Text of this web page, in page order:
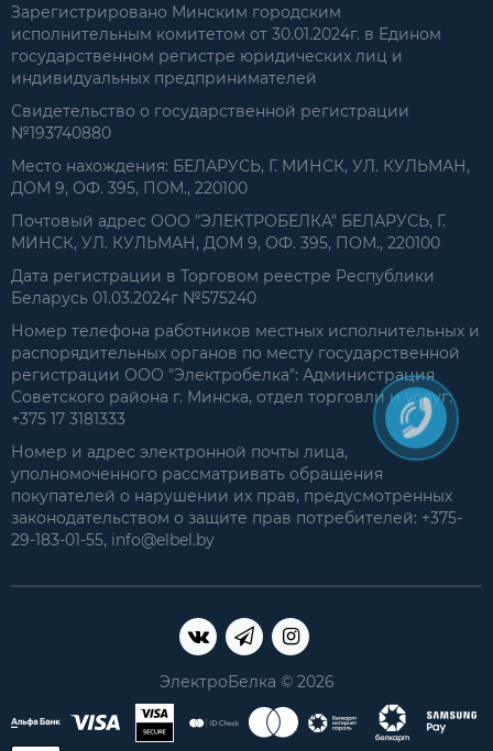
Зарегистрировано Минским городским
исполнительным комитетом от 30.01.2024г. в Едином
государственном регистре юридических лиц и
индивидуальных предпринимателей
Свидетельство о государственной регистрации
№193740880
Место нахождения: БЕЛАРУСЬ, Г. МИНСК, УЛ. КУЛЬМАН,
ДОМ 9, ОФ. 395, ПОМ., 220100
Почтовый адрес ООО "ЭЛЕКТРОБЕЛКА" БЕЛАРУСЬ, Г.
МИНСК, УЛ. КУЛЬМАН, ДОМ 9, ОФ. 395, ПОМ., 220100
Дата регистрации в Торговом реестре Республики
Беларусь 01.03.2024г №575240
Номер телефона работников местных исполнительных и
распорядительных органов по месту государственной
регистрации ООО "Электробелка": Администрация
Советского района г. Минска, отдел торговли и услуг:
+375 17 3181333
Номер и адрес электронной почты лица,
уполномоченного рассматривать обращения
покупателей о нарушении их прав, предусмотренных
законодательством о защите прав потребителей: +375-
29-183-01-55, info@elbel.by
ЭлектроБелка © 2026